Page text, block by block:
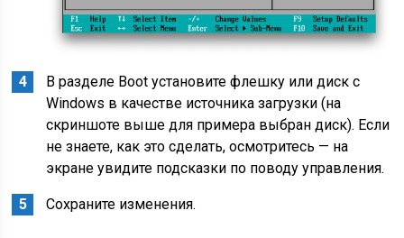
В разделе Boot установите флешку или диск с
Windows в качестве источника загрузки (на
скриншоте выше для примера выбран диск). Если
не знаете, как это сделать, осмотритесь — на
экране увидите подсказки по поводу управления.
Сохраните изменения.